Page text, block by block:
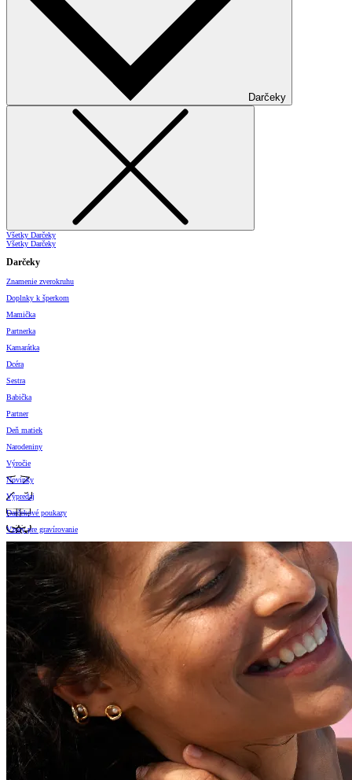
Darčeky
Všetky Darčeky
Všetky Darčeky
Darčeky
Znamenie zverokruhu
Doplnky k šperkom
Mamička
Partnerka
Kamarátka
Dcéra
Sestra
Babička
Partner
Deň matiek
Narodeniny
Výročie
Novinky
Výpredaj
Darčekové poukazy
Vzory pre gravírovanie